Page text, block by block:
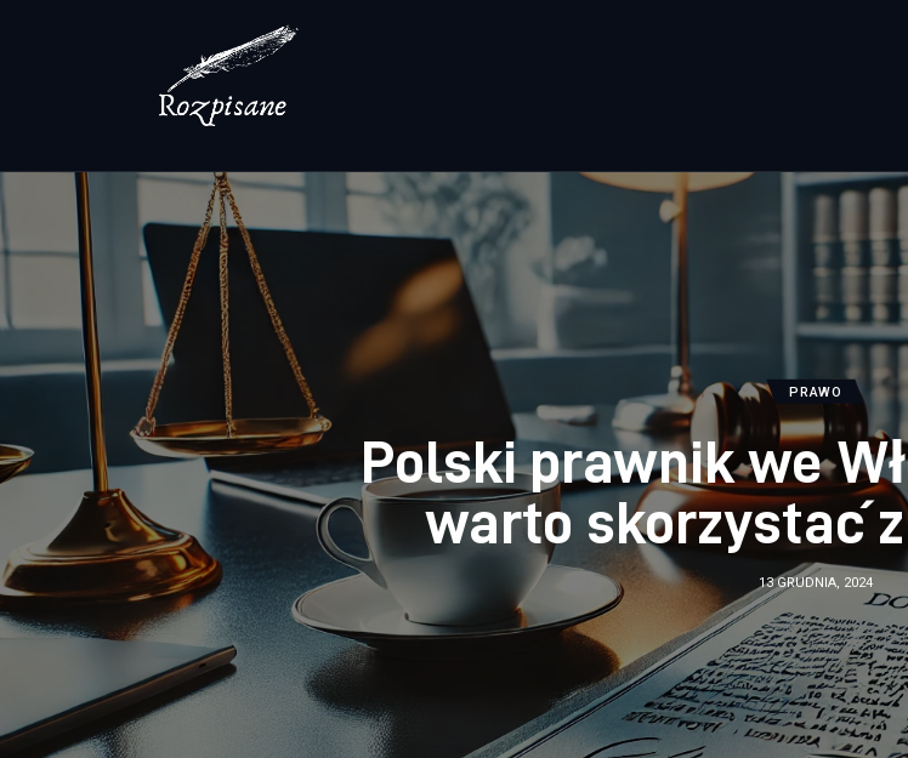
Dom i ogród
PRAWO
Polski prawnik we
warto skorzystać z
13 GRUDNIA, 2024